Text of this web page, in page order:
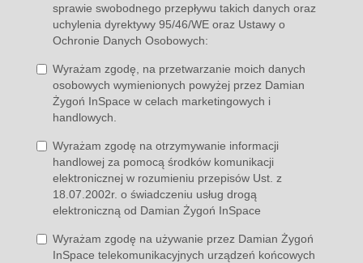
sprawie swobodnego przepływu takich danych oraz
uchylenia dyrektywy 95/46/WE oraz Ustawy o
Ochronie Danych Osobowych:
Wyrażam zgodę, na przetwarzanie moich danych
osobowych wymienionych powyżej przez Damian
Żygoń InSpace w celach marketingowych i
handlowych.
Wyrażam zgodę na otrzymywanie informacji
handlowej za pomocą środków komunikacji
elektronicznej w rozumieniu przepisów Ust. z
18.07.2002r. o świadczeniu usług drogą
elektroniczną od Damian Żygoń InSpace
Wyrażam zgodę na używanie przez Damian Żygoń
InSpace telekomunikacyjnych urządzeń końcowych